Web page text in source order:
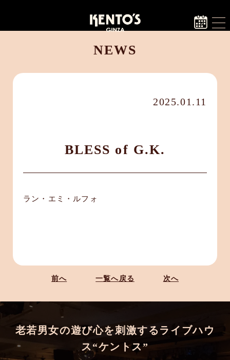
NEWS
2025.01.11
BLESS of G.K.
ラン・エミ・ルフォ
前へ 一覧へ戻る 次へ
老若男女の遊び心を刺激するライブハウ
ス“ケントス”